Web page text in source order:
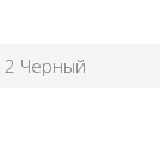
Черный